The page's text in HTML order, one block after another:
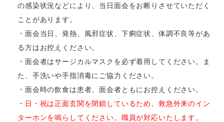
の感染状況などにより、当日面会をお断りさせていただく
ことがあります。
・面会当日、発熱、風邪症状、下痢症状、体調不良等があ
る方はお控えください。
・面会者はサージカルマスクを必ず着用してください。ま
た、手洗いや手指消毒にご協力ください。
・面会時の飲食は患者、面会者ともにお控えください。
・ 日・祝は正面玄関を閉鎖しているため、救急外来のイン
ターホンを鳴らしてください。職員が対応いたします。